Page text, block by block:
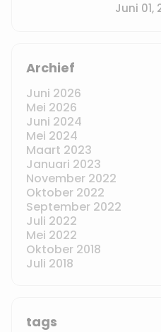
Juni 01,
Archief
Juni 2026
Mei 2026
Juni 2024
Mei 2024
Maart 2023
Januari 2023
November 2022
Oktober 2022
September 2022
Juli 2022
Mei 2022
Oktober 2018
Juli 2018
tags